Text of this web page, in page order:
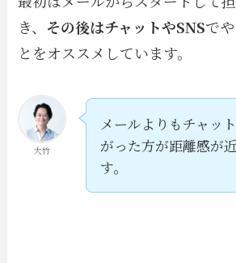
き、 その後はチャットやSNSで
とをオススメしています。
大竹
メールよりもチャッ
がった方が距離感が
す。